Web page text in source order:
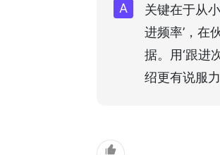
关键在于从
进频率’，在
据。用‘跟进
绍更有说服力